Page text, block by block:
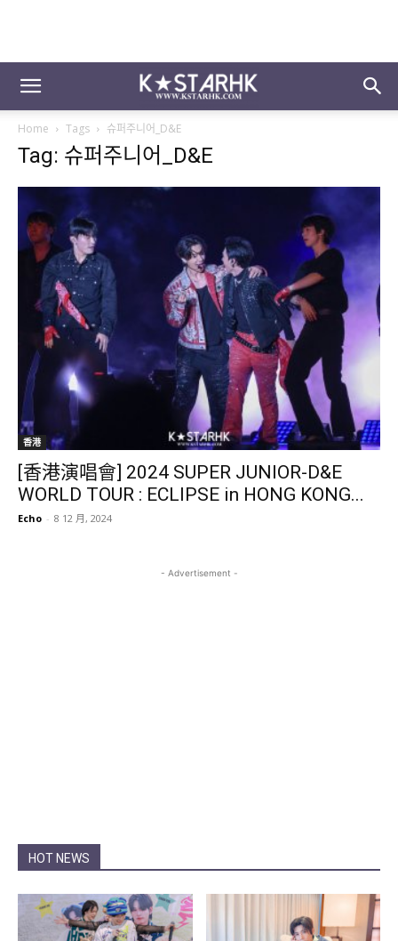
Home Tags 슈퍼주니어_D&E
Tag: 슈퍼주니어_D&E
香港
[香港演唱會] 2024 SUPER JUNIOR-D&E
WORLD TOUR : ECLIPSE in HONG KONG...
Echo - 8 12 月, 2024
- Advertisement -
HOT NEWS